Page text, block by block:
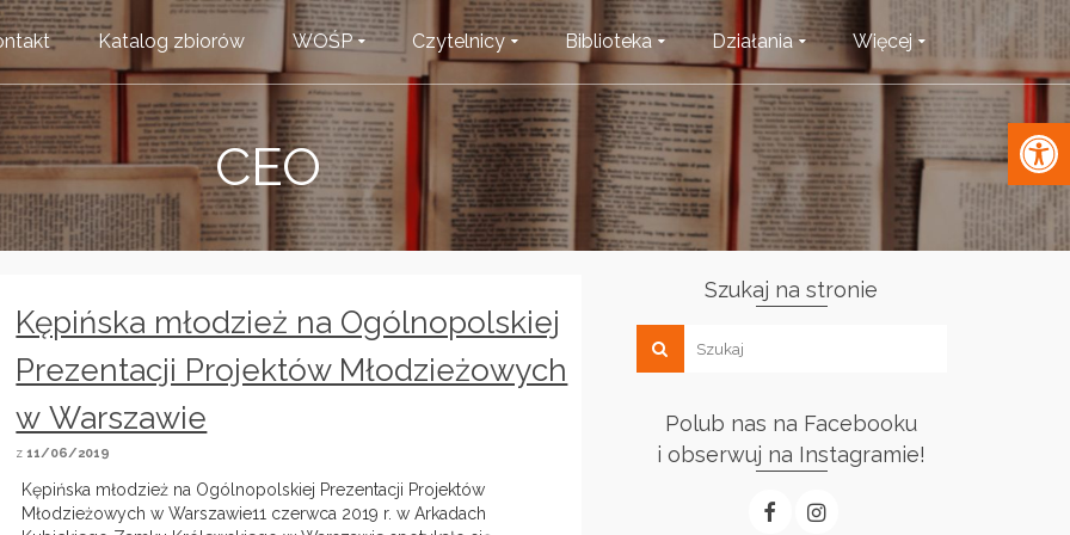
Katalog zbiorów WOŚP Czytelnicy Biblioteka Działania Więcej
CEO
Kępińska młodzież na Ogólnopolskiej
Prezentacji Projektów Młodzieżowych
w Warszawie
z11/06/2019
Kępińska młodzież na Ogólnopolskiej Prezentacji Projektów
Młodzieżowych w Warszawie11 czerwca 2019 r. w Arkadach
Szukaj na stronie
Polub nas na Facebooku
i obserwuj na Instagramie!